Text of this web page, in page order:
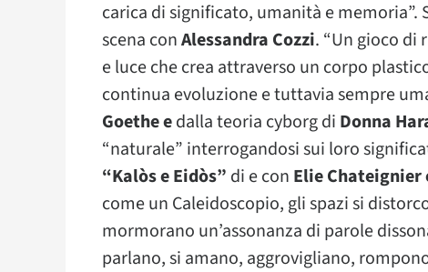
carica di significato, umanità e memoria”.
scena conAlessandra Cozzi. “Un gioco di
e luce che crea attraverso un corpo
continua evoluzione e tuttavia sempre
Goethe edalla teoria cyborg di Donna
“naturale” interrogandosi sui loro
“Kalòs e Eidòs” di e con Elie Chateignier
come un Caleidoscopio, gli spazi si
mormorano un’assonanza di parole
parlano, si amano, aggrovigliano,